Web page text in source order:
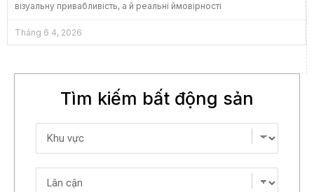
візуальну привабливість, а й реальні ймовірності
Tháng 6 4, 2026
Tìm kiếm bất động sản